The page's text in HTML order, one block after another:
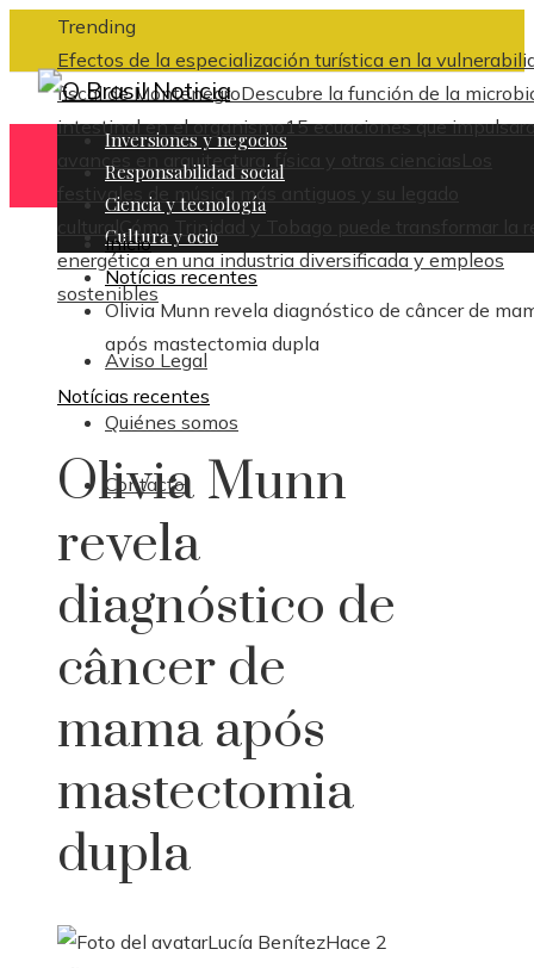
Trending
Efectos de la especialización turística en la
fiscal de MontenegroDescubre la función de la
intestinal en el organismo15 ecuaciones que
avances en arquitectura, física y otras ciencias
Los
festivales de música más antiguos y su legado
cultural Cómo Trinidad y Tobago puede transformar la
energética en una industria diversificada y empleos
sostenibles
Aviso Legal
Quiénes somos
Contacto
Inversiones y negocios
Responsabilidad social
Ciencia y tecnología
Cultura y ocio
Inicio
Notícias recentes
Olivia Munn revela diagnóstico de câncer de
após mastectomia dupla
Notícias recentes
Olivia Munn
revela
diagnóstico de
câncer de
mama após
mastectomia
dupla
Lucía BenítezHace 2